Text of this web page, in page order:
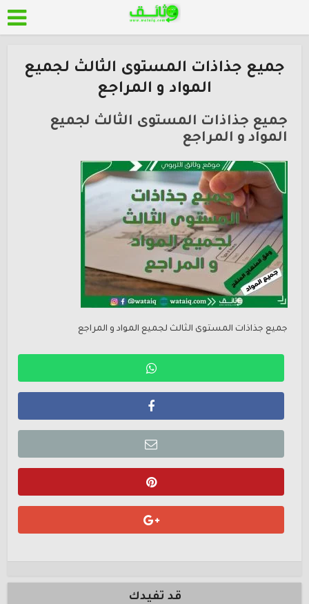
جميع جذاذات المستوى الثالث لجميع
المواد و المراجع
جميع جذاذات المستوى الثالث لجميع
المواد و المراجع
جميع جذاذات المستوى الثالث لجميع المواد و المراجع
قد تفيدك